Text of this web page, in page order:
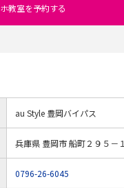
教室を予約する
au Style 豊岡バイパス
兵庫県 豊岡市 船町２９５－１
0796-26-6045